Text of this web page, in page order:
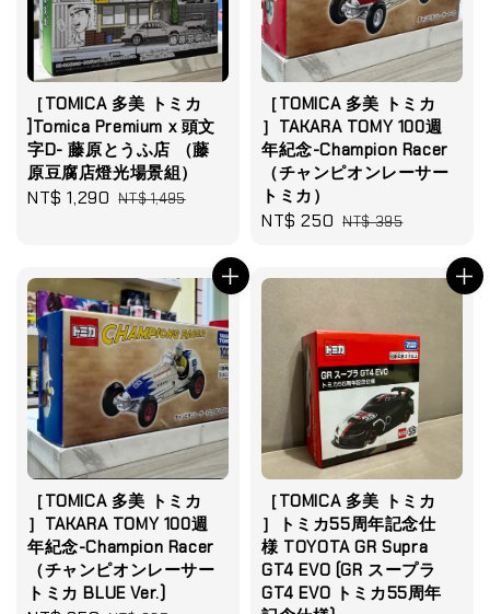
［TOMICA 多美 トミカ
]Tomica Premium x 頭文
字D- 藤原とうふ店 （藤
原豆腐店燈光場景組）
Sale
NT$ 1,290 Regular
NT$ 1,495
［TOMICA 多美 トミカ
］TAKARA TOMY 100週
年紀念-Champion Racer
（チャンピオンレーサー
トミカ）
Sale
NT$ 250 Regular
NT$ 395
［TOMICA 多美 トミカ
］TAKARA TOMY 100週
年紀念-Champion Racer
（チャンピオンレーサー
トミカ BLUE Ver.)
［TOMICA 多美 トミカ
］トミカ55周年記念仕
様 TOYOTA GR Supra
GT4 EVO (GR スープラ
GT4 EVO トミカ55周年